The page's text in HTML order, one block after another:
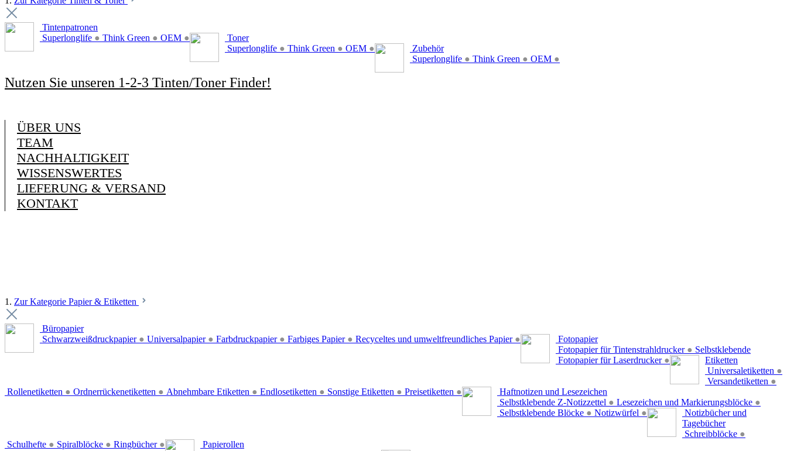
Tintenpatronen
Superlonglife ● Think Green ● OEM ●
Toner
Superlonglife ● Think Green ● OEM ●
Zubehör
Superlonglife ● Think Green ● OEM ●
Nutzen Sie unseren 1-2-3 Tinten/Toner Finder!
ÜBER UNS
TEAM
NACHHALTIGKEIT
WISSENSWERTES
LIEFERUNG & VERSAND
KONTAKT
1. Zur Kategorie Papier & Etiketten
Büropapier
Schwarzweißdruckpapier ● Universalpapier ● Farbdruckpapier ● Farbiges Papier ● Recyceltes und umweltfreundliches Papier ●
Fotopapier
Fotopapier für Tintenstrahldrucker ●
Fotopapier für Laserdrucker ●
Selbstklebende
Etiketten
Universaletiketten ●
Versandetiketten ●
Rollenetiketten ● Ordnerrückenetiketten ● Abnehmbare Etiketten ● Endlosetiketten ● Sonstige Etiketten ● Preisetiketten ●
Haftnotizen und Lesezeichen
Selbstklebende Z-Notizzettel ● Lesezeichen und Markierungsblöcke ●
Selbstklebende Blöcke ● Notizwürfel ●
Notizbücher und
Tagebücher
Schreibblöcke ●
Schulhefte ● Spiralblöcke ● Ringbücher ●
Papierollen